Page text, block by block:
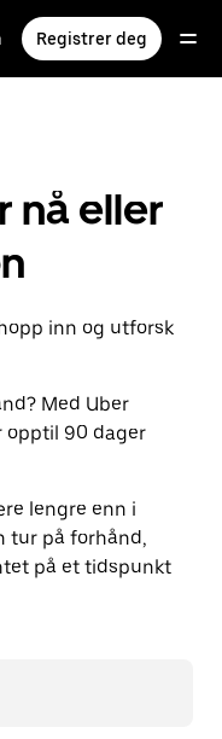
Registrer deg
nå eller
inn og utforsk
Med Uber
opptil 90 dager
lengre enn i
tur på forhånd,
på et tidspunkt